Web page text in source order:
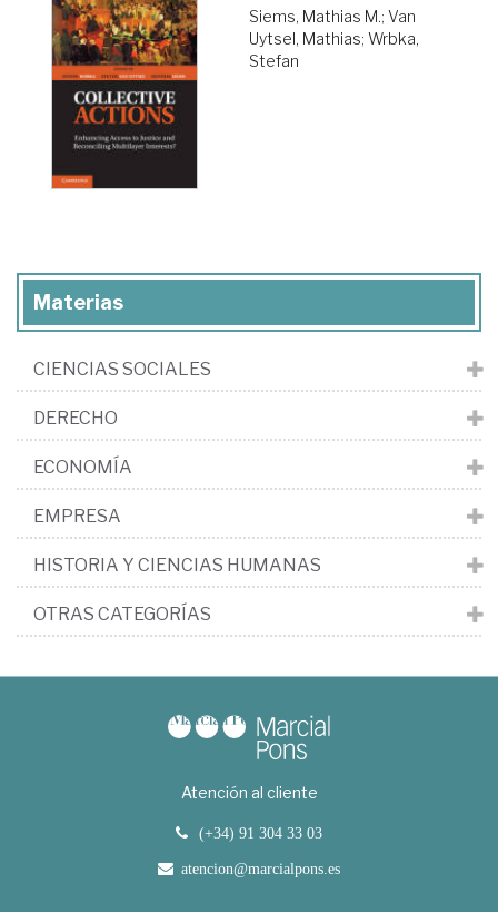
Siems, Mathias M.; Van
Uytsel, Mathias; Wrbka,
Stefan
Materias
CIENCIAS SOCIALES
DERECHO
ECONOMÍA
EMPRESA
HISTORIA Y CIENCIAS HUMANAS
OTRAS CATEGORÍAS
Atención al cliente
(+34) 91 304 33 03
atencion@marcialpons.es